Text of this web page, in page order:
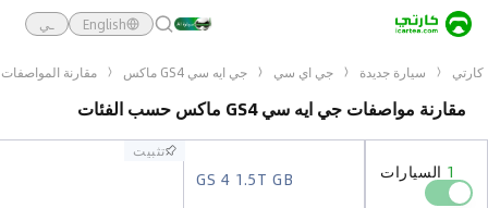
English ـي
كارتي سيارة جديدة جي اي سي جي ايه سي GS4 ماكس مقارنة
مقارنة مواصفات جي ايه سي GS4 ماكس حسب الفئات
1 السيارات GS 4 1.5T GB
تثبيت
1 السيارات GS 4 1.5T GB
تثبيت